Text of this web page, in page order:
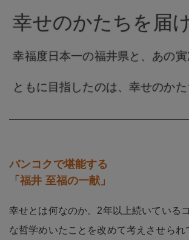
幸せのかたちを届
幸福度日本一の福井県と、あの
ともに目指したのは、幸せのか
バンコクで堪能する
「福井 至福の一献」
幸せとは何なのか。2年以上続いている
な哲学めいたことを改めて考えさせられ